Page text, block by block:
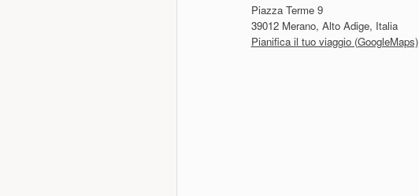
Piazza Terme 9
39012 Merano, Alto Adige, Italia
Pianifica il tuo viaggio (GoogleMaps)